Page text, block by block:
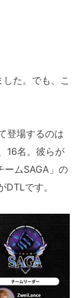
た。でも、こ
登場するのは
16名。彼らが
ームSAGA」の
です。